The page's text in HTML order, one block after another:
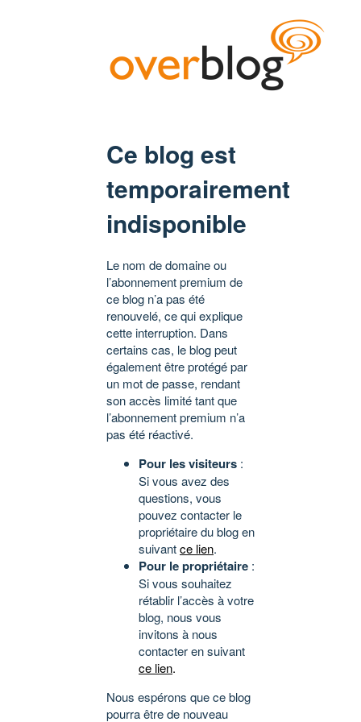
Ce blog est
temporairement
indisponible
Le nom de domaine ou
l’abonnement premium de
ce blog n’a pas été
renouvelé, ce qui explique
cette interruption. Dans
certains cas, le blog peut
également être protégé par
un mot de passe, rendant
son accès limité tant que
l’abonnement premium n’a
pas été réactivé.
Pour les visiteurs :
Si vous avez des
questions, vous
pouvez contacter le
propriétaire du blog en
suivantce lien.
Pour le propriétaire :
Si vous souhaitez
rétablir l’accès à votre
blog, nous vous
invitons à nous
contacter en suivant
ce lien.
Nous espérons que ce blog
pourra être de nouveau